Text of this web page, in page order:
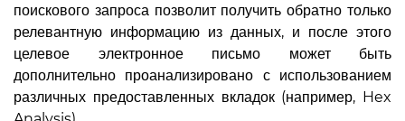
поискового запроса позволит получить обратно только
релевантную информацию из данных, и после этого
целевое электронное письмо может быть
дополнительно проанализировано с использованием
различных предоставленных вкладок (например, Hex